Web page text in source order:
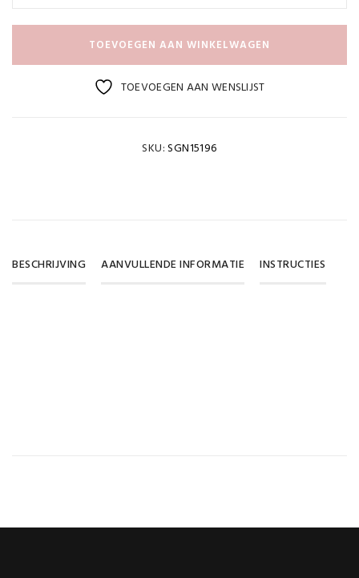
TOEVOEGEN AAN WINKELWAGEN
TOEVOEGEN AAN WENSLIJST
SKU:SGN15196
BESCHRIJVING AANVULLENDE INFORMATIE INSTRUCTIES